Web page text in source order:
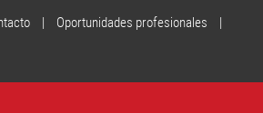
| Oportunidades profesionales |